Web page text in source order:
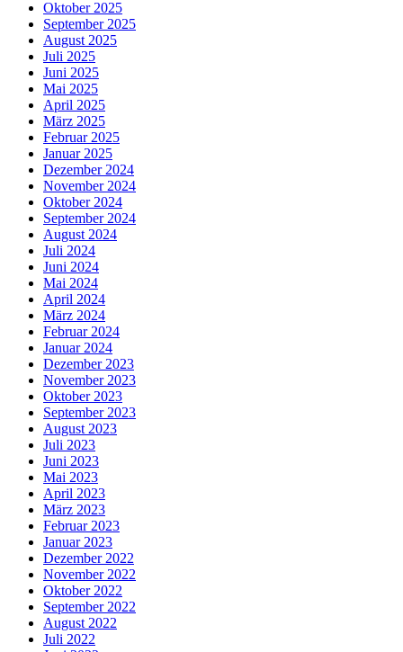
Oktober 2025
September 2025
August 2025
Juli 2025
Juni 2025
Mai 2025
April 2025
März 2025
Februar 2025
Januar 2025
Dezember 2024
November 2024
Oktober 2024
September 2024
August 2024
Juli 2024
Juni 2024
Mai 2024
April 2024
März 2024
Februar 2024
Januar 2024
Dezember 2023
November 2023
Oktober 2023
September 2023
August 2023
Juli 2023
Juni 2023
Mai 2023
April 2023
März 2023
Februar 2023
Januar 2023
Dezember 2022
November 2022
Oktober 2022
September 2022
August 2022
Juli 2022